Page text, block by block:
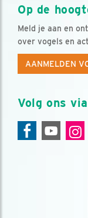
Op de
Meld je aan en
over vogels en
AANMELDEN
Volg ons